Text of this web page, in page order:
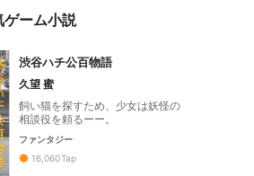
ゲーム小説
渋谷ハチ公百物語
久望 蜜
飼い猫を探すため、少女は妖怪の
相談役を頼るーー。
ファンタジー
16,060Tap